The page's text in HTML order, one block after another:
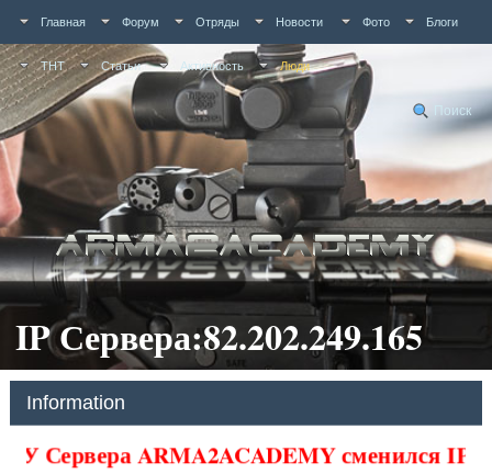
Главная Форум Отряды Новости Фото Блоги
ТНТ Статьи Активность Люди
Поиск
IP Сервера:82.202.249.165
Information
У Сервера ARMA2ACADEMY сменился IP